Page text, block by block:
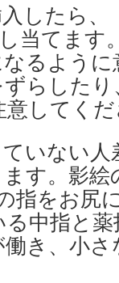
したら、
当てます
るよう
らした
してく
いない人
す。影
指をお尻
中指と
き、小